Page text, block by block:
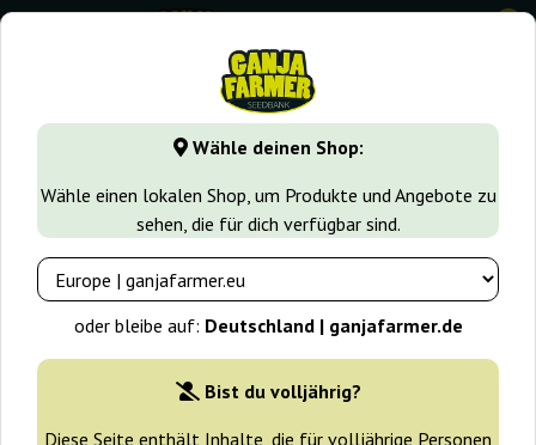
Wähle deinen Shop:
Wähle einen lokalen Shop, um Produkte und Angebote zu
sehen, die für dich verfügbar sind.
oder bleibe auf: Deutschland | ganjafarmer.de
Bist du volljährig?
Diese Seite enthält Inhalte, die für volljährige Personen
0
GanjaFarmer.de Samen arten Sativa samen Double D